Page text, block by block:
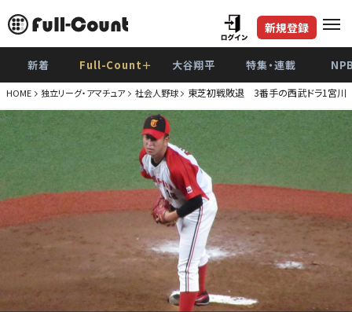
新規登録
新着 Full-Count＋ 大谷翔平 特集・連載
HOME 独立リーグ・アマチュア 社会人野球 東芝初戦敗退 3番手の西武ドラ1宮川